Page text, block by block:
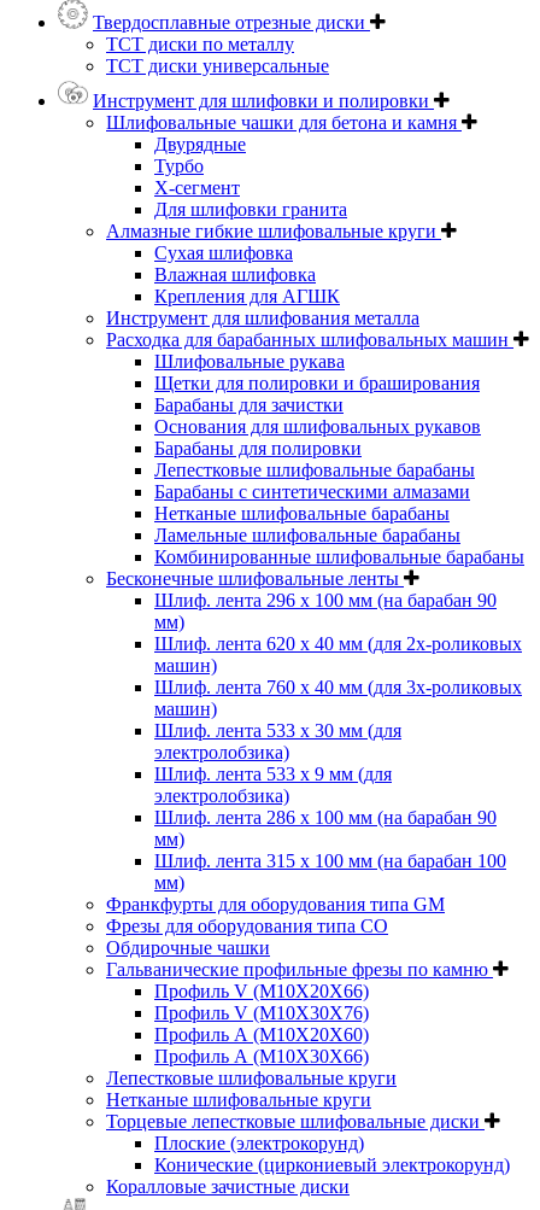
Твердосплавные отрезные диски
ТСТ диски по металлу
ТСТ диски универсальные
Инструмент для шлифовки и полировки
Шлифовальные чашки для бетона и камня
Двурядные
Турбо
Х-сегмент
Для шлифовки гранита
Алмазные гибкие шлифовальные круги
Cухая шлифовка
Влажная шлифовка
Крепления для АГШК
Инструмент для шлифования металла
Расходка для барабанных шлифовальных машин
Шлифовальные рукава
Щетки для полировки и браширования
Барабаны для зачистки
Основания для шлифовальных рукавов
Барабаны для полировки
Лепестковые шлифовальные барабаны
Барабаны с синтетическими алмазами
Нетканые шлифовальные барабаны
Ламельные шлифовальные барабаны
Комбинированные шлифовальные барабаны
Бесконечные шлифовальные ленты
Шлиф. лента 296 х 100 мм (на барабан 90
мм)
Шлиф. лента 620 х 40 мм (для 2х-роликовых
машин)
Шлиф. лента 760 х 40 мм (для 3х-роликовых
машин)
Шлиф. лента 533 х 30 мм (для
электролобзика)
Шлиф. лента 533 х 9 мм (для
электролобзика)
Шлиф. лента 286 х 100 мм (на барабан 90
мм)
Шлиф. лента 315 х 100 мм (на барабан 100
мм)
Франкфурты для оборудования типа GM
Фрезы для оборудования типа СО
Обдирочные чашки
Гальванические профильные фрезы по камню
Профиль V (M10X20X66)
Профиль V (M10X30X76)
Профиль А (М10Х20Х60)
Профиль А (М10Х30Х66)
Лепестковые шлифовальные круги
Нетканые шлифовальные круги
Торцевые лепестковые шлифовальные диски
Плоские (электрокорунд)
Конические (циркониевый электрокорунд)
Коралловые зачистные диски